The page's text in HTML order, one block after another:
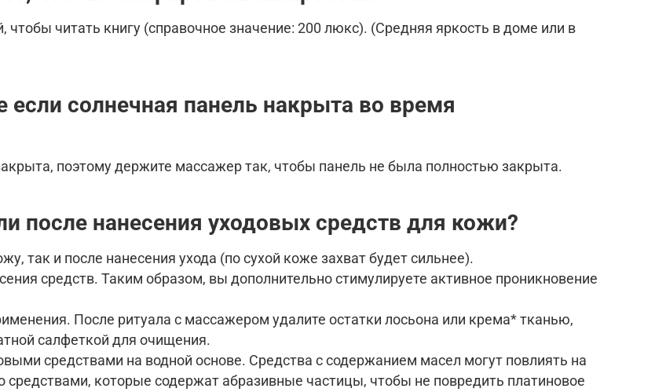
чтобы читать книгу (справочное значение: 200 люкс). (Средняя яркость в доме или в
солнечная панель накрыта во время
поэтому держите массажер так, чтобы панель не была полностью закрыта.
после нанесения уходовых средств для кожи?
так и после нанесения ухода (по сухой коже захват будет сильнее).
средств. Таким образом, вы дополнительно стимулируете активное проникновение
После ритуала с массажером удалите остатки лосьона или крема* тканью,
салфеткой для очищения.
средствами на водной основе. Средства с содержанием масел могут повлиять на
которые содержат абразивные частицы, чтобы не повредить платиновое